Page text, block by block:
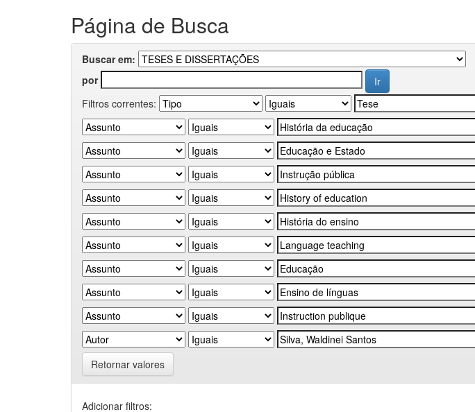
Página de Busca
Buscar em:
por
Filtros correntes:
Retornar valores
Adicionar filtros: